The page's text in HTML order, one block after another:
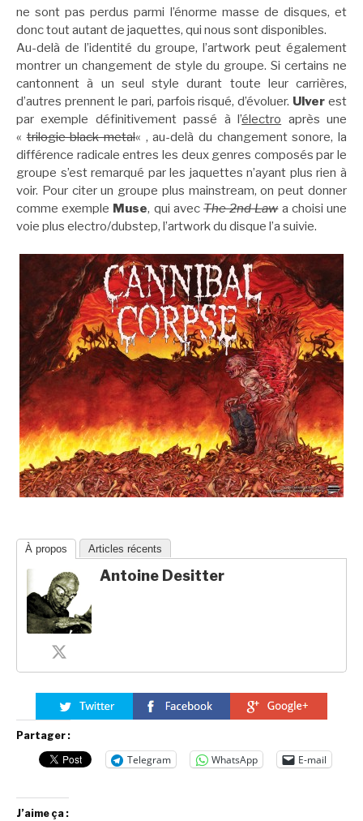
ne sont pas perdus parmi l’énorme masse de disques, et
donc tout autant de jaquettes, qui nous sont disponibles.
Au-delà de l’identité du groupe, l’artwork peut également
montrer un changement de style du groupe. Si certains ne
cantonnent à un seul style durant toute leur carrières,
d’autres prennent le pari, parfois risqué, d’évoluer. Ulver est
par exemple définitivement passé à l’électro après une
«trilogie black metal« , au-delà du changement sonore, la
différence radicale entres les deux genres composés par le
groupe s’est remarqué par les jaquettes n’ayant plus rien à
voir. Pour citer un groupe plus mainstream, on peut donner
comme exemple Muse, qui avecThe 2nd Lawa choisi une
voie plus electro/dubstep, l’artwork du disque l’a suivie.
À propos Articles récents
Antoine Desitter
Partager :
Telegram WhatsApp E-mail
J’aime ça :